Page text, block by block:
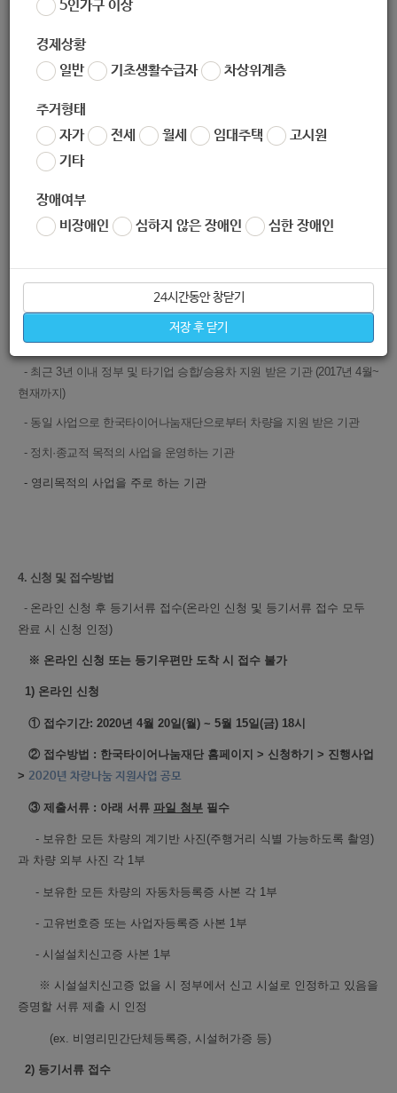
5인가구 이상
경제상황
일반
기초생활수급자 차상위계층
주거형태
자가
전세 월세 임대주택
고시원
기타
장애여부
비장애인
심하지 않은 장애인 심한 장애인
24시간동안 창닫기
저장 후 닫기
발표일 2020. 06. 19(금) 18:00
1. 지원대상
？사회복지사업 시행기관으로 관련법규에 근거한 신고 시설(노인장
기요양기관 제외)
2. 지원내용
※ 자동차 책임 또는 종합보험은 기관 자부담으로 가입
3. 지원 제외대상
- 최근 3년 이내 정부 및 타기업 승합/승용차 지원 받은 기관 (2017년 4월~
현재까지)
- 동일 사업으로 한국타이어나눔재단으로부터 차량을 지원 받은 기관
- 정치·종교적 목적의 사업을 운영하는 기관
- 영리목적의 사업을 주로 하는 기관
4. 신청 및 접수방법
- 온라인 신청 후 등기서류 접수(온라인 신청 및 등기서류 접수 모두
완료 시 신청 인정)
※ 온라인 신청 또는 등기우편만 도착 시 접수 불가
1) 온라인 신청
① 접수기간: 2020년 4월 20일(월) ~ 5월 15일(금) 18시
② 접수방법 : 한국타이어나눔재단 홈페이지 > 신청하기 > 진행사업
> 2020년 차량나눔 지원사업 공모
③ 제출서류 : 아래 서류 파일 첨부 필수
- 보유한 모든 차량의 계기반 사진(주행거리 식별 가능하도록 촬영)
과 차량 외부 사진 각 1부
- 보유한 모든 차량의 자동차등록증 사본 각 1부
- 고유번호증 또는 사업자등록증 사본 1부
- 시설설치신고증 사본 1부
※ 시설설치신고증 없을 시 정부에서 신고 시설로 인정하고 있음을
증명할 서류 제출 시 인정
(ex. 비영리민간단체등록증, 시설허가증 등)
2) 등기서류 접수